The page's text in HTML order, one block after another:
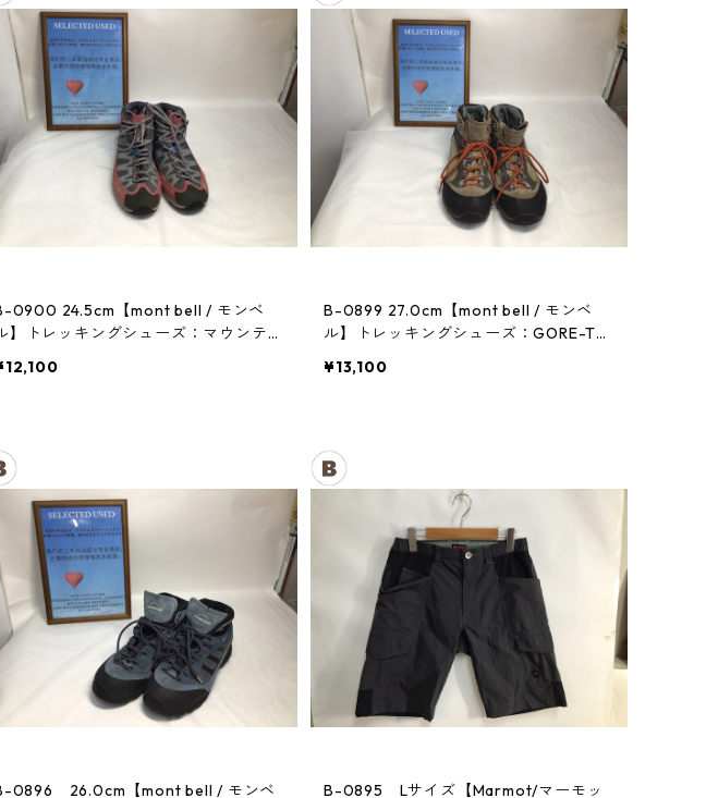
24.5cm【mont bell / モンベ
】トレッキングシューズ：マウンテン
B-0899 27.0cm【mont bell / モンベ
ル】トレッキングシューズ：GORE-TE
¥13,100
0896 26.0cm【mont bell / モンベ
B-0895 Lサイズ【Marmot/マーモッ